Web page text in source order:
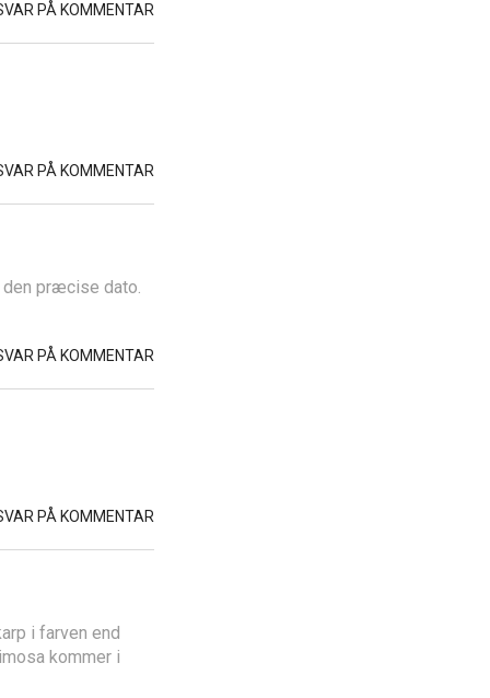
PÅ KOMMENTAR
PÅ KOMMENTAR
den præcise dato.
PÅ KOMMENTAR
PÅ KOMMENTAR
i farven end
kommer i